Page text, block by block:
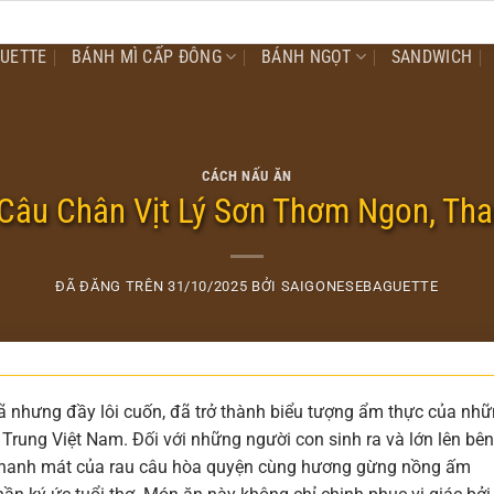
BÁNH MÌ CẤP ĐÔNG BÁNH NGỌT SANDWICH
CÁCH NẤU ĂN
Chân Vịt Lý Sơn Thơm Ngon,
ĐÃ ĐĂNG TRÊN 31/10/2025 BỞI SAIGONESEBAGUETTE
nhưng đầy lôi cuốn, đã trở thành biểu tượng ẩm thực của
Việt Nam. Đối với những người con sinh ra và lớn lên bên
mát của rau câu hòa quyện cùng hương gừng nồng ấm